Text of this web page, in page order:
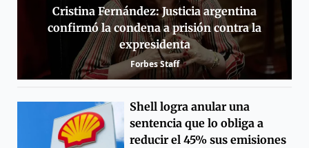
Cristina Fernández: Justicia argentina
confirmó la condena a prisión contra la
expresidenta
Forbes Staff
Shell logra anular una
sentencia que lo obliga a
reducir el 45% sus emisiones